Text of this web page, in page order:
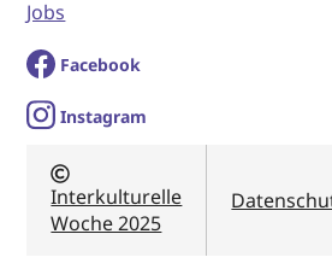
Jobs
Facebook
Instagram
Interkulturelle
Woche 2025